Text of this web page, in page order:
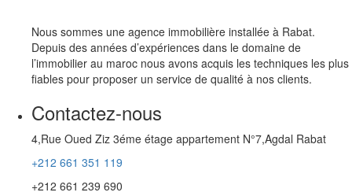
Nous sommes une agence immobilière installée à Rabat.
Depuis des années d’expériences dans le domaine de
l’immobilier au maroc nous avons acquis les techniques les plus
fiables pour proposer un service de qualité à nos clients.
Contactez-nous
4,Rue Oued Ziz 3éme étage appartement N°7,Agdal Rabat
+212 661 351 119
+212 661 239 690